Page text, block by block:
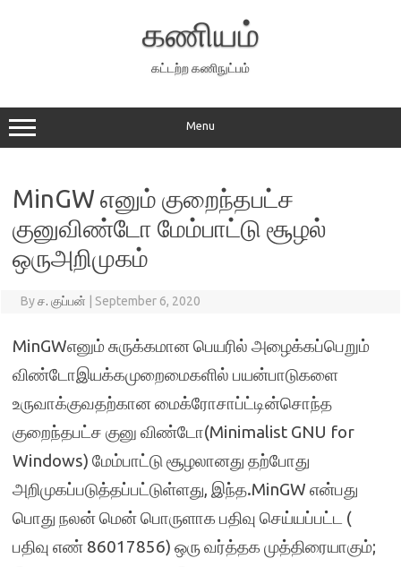
கணியம்
கட்டற்ற கணிநுட்பம்
Menu
MinGW எனும் குறைந்தபட்ச
குனுவிண்டோ மேம்பாட்டு சூழல்
ஒருஅறிமுகம்
Byச. குப்பன் September 6, 2020
MinGWஎனும் சுருக்கமான பெயரில் அழைக்கப்பெறும்
விண்டோஇயக்கமுறைமைகளில் பயன்பாடுகளை
உருவாக்குவதற்கான மைக்ரோசாப்ட்டின்சொந்த
குறைந்தபட்ச குனு விண்டோ(Minimalist GNU for
Windows) மேம்பாட்டு சூழலானது தற்போது
அறிமுகப்படுத்தப்பட்டுள்ளது, இந்த.MinGW என்பது
பொது நலன் மென் பொருளாக பதிவு செய்யப்பட்ட (
பதிவு எண் 86017856) ஒரு வர்த்தக முத்திரையாகும்;